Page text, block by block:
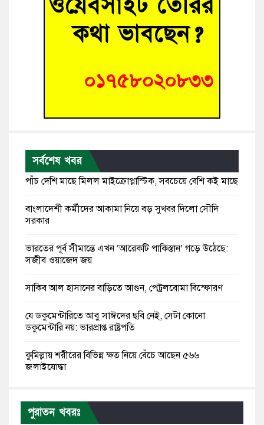
সর্বশেষ খবর
পাঁচ দেশি মাছে মিলল মাইক্রোপ্লাস্টিক, সবচেয়ে বেশি কই মাছে
বাংলাদেশী কর্মীদের আকামা নিয়ে বড় সুখবর দিলো সৌদি
সরকার
ভারতের পূর্ব সীমান্তে এখন ‘আরেকটি পাকিস্তান’ গড়ে উঠেছে:
সজীব ওয়াজেদ জয়
সাকিব আল হাসানের বাড়িতে আগুন, পেট্রলবোমা বিস্ফোরণ
যে ডকুমেন্টারিতে আবু সাঈদের ছবি নেই, সেটা কোনো
ডকুমেন্টারি নয়: ভারপ্রাপ্ত রাষ্ট্রপতি
কুমিল্লায় শরীরের বিভিন্ন ক্ষত নিয়ে বেঁচে আছেন ৫৬৬
জুলাইযোদ্ধা
পাটওয়ারী
পুরাতন খবরঃ